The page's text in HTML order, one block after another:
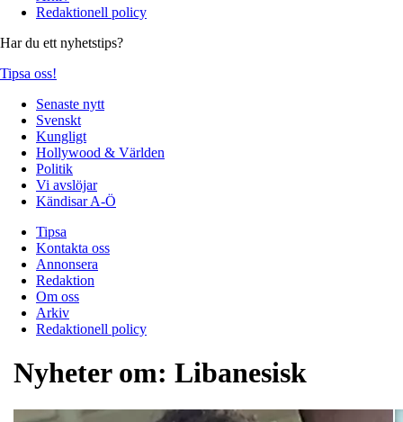
Redaktionell policy
Har du ett nyhetstips?
Tipsa oss!
Senaste nytt
Svenskt
Kungligt
Hollywood & Världen
Politik
Vi avslöjar
Kändisar A-Ö
Tipsa
Kontakta oss
Annonsera
Redaktion
Om oss
Arkiv
Redaktionell policy
Nyheter om: Libanesisk